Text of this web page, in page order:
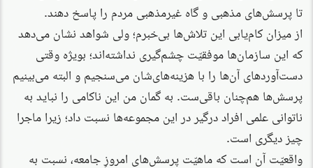
تا پرسش‌های مذهبی و گاه غیرمذهبی مردم را پاسخ دهند.
از میزان کام‌یابی این تلاش‌ها بی‌خبرم؛ ولی شواهد نشان می‌دهد
که این سازمان‌ها موفقیّت چشم‌گیری نداشته‌اند؛ بویژه وقتی
دست‌آوردهای آن‌ها را با هزینه‌های‌شان می‌سنجیم و البته می‌بینیم
پرسش‌ها هم‌چنان باقی‌‌ست. به گمان من این ناکامی را نباید به
ناتوانی علمی افراد درگیر در این مجموعه‌ها نسبت داد؛ زیرا ماجرا
چیز دیگری است.
واقعیّت آن است که ماهیّت پرسش‌های امروزِ جامعه، نسبت به